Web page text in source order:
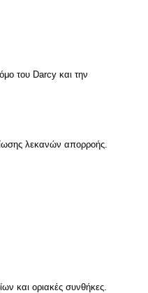
του Darcy και την
και οριακές συνθήκες.